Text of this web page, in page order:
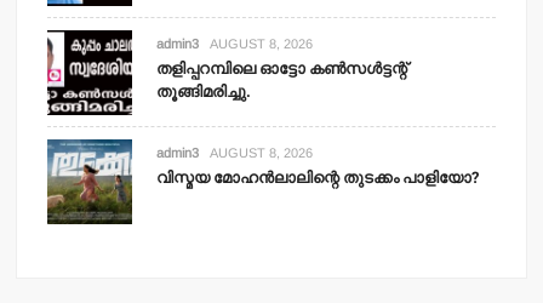
admin3 AUGUST 8, 2026
തളിപ്പറമ്പിലെ ഓട്ടോ കണ്‍സള്‍ട്ടന്റ്
തൂങ്ങിമരിച്ചു.
admin3 AUGUST 8, 2026
വിസ്മയ മോഹന്‍ലാലിന്റെ തുടക്കം പാളിയോ?